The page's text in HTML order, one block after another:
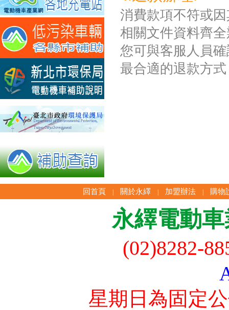
消費款項不符或
相關文件資料齊
您可與客服人員
最合適的退款方
回首頁 | 關於永繹 | 加盟辦法 | 購物
永繹電動
(02)8282-
星期日為固定